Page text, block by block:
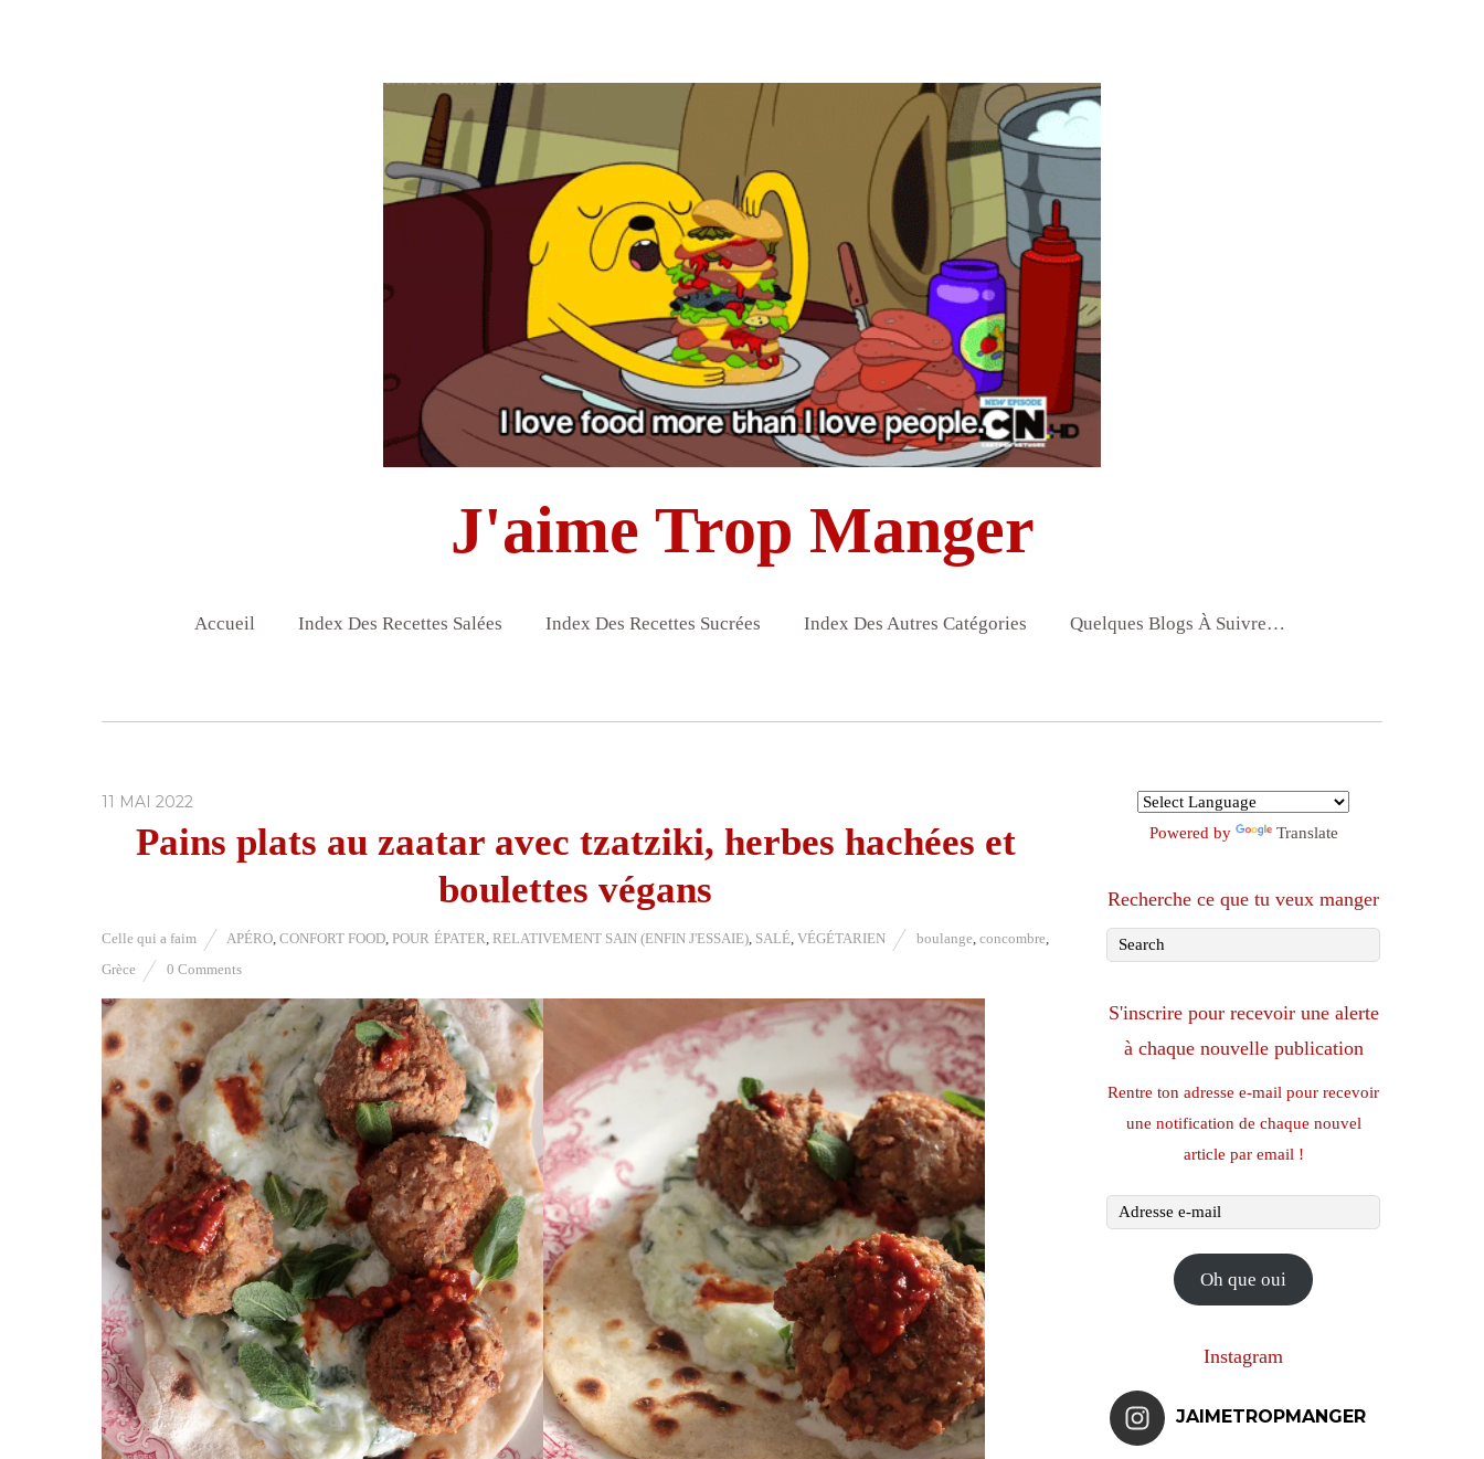
J'aime Trop Manger
Accueil Index Des Recettes Salées Index Des Recettes Sucrées Index Des Autres Catégories Quelques Blogs À Suivre…
11 MAI 2022
Pains plats au zaatar avec tzatziki, herbes hachées et
boulettes végans
Celle qui a faim APÉRO,CONFORT FOOD,POUR ÉPATER, RELATIVEMENT SAIN (ENFIN J'ESSAIE), SALÉ, VÉGÉTARIEN boulange, concombre,
Grèce
0 Comments
Powered by Translate
Recherche ce que tu veux manger
S'inscrire pour recevoir une alerte
à chaque nouvelle publication
Rentre ton adresse e-mail pour recevoir
une notification de chaque nouvel
article par email !
Adresse
Oh que oui
Instagram
JAIMETROPMANGER